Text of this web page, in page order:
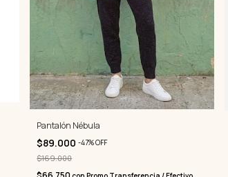
Pantalón Nébula
$89.000-47%OFF
$169.000